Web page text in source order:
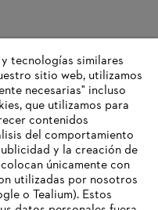
tecnologías similares
sitio web, utilizamos
necesarias" incluso
que utilizamos para
contenidos
del comportamiento
y la creación de
únicamente con
utilizadas por nosotros
o Tealium). Estos